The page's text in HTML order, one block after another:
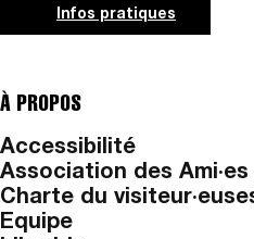
Infos pratiques
À PROPOS
Accessibilité
Association des
Charte du
Equipe